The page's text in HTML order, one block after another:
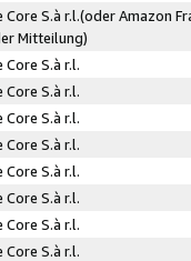
Core S.à r.l.(oder Amazon
Mitteilung)
Core S.à r.l.
Core S.à r.l.
Core S.à r.l.
Core S.à r.l.
Core S.à r.l.
Core S.à r.l.
Core S.à r.l.
Core S.à r.l.